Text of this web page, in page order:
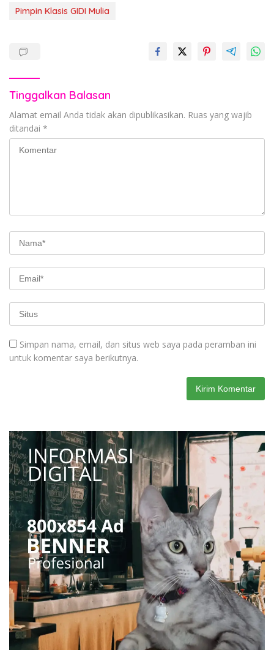
Pimpin Klasis GIDI Mulia
Tinggalkan Balasan
Alamat email Anda tidak akan dipublikasikan. Ruas yang wajib
ditandai *
Simpan nama, email, dan situs web saya pada peramban ini
untuk komentar saya berikutnya.